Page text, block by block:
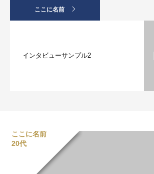
ここに名前
インタビューサンプル2
ここに名前
20代